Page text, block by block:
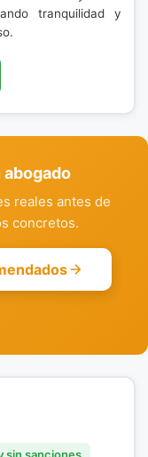
tranquilidad y
reales antes de
concretos.